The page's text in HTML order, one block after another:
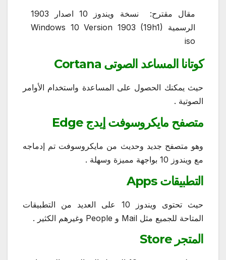
مقال مقترح:
نسخة ويندوز 10 اصدار 1903
الرسمية Windows 10 Version 1903 (19h1)
iso
كوتانا المساعد الصوتى Cortana
حيث يمكنك الحصول على المساعدة واستخدام الأوامر
الصوتية .
متصفح مايكروسوفت إيدج Edge
وهو متصفح جديد وحديث من مايكروسوفت تم إدماجه
مع ويندوز 10 بواجهة مميزة وسهلة .
التطبيقات Apps
حيث تحتوى ويندوز 10 على العديد من التطبيقات
المتاحة للجميع مثل Mail و People وغيرهم الكثير .
المتجر Store